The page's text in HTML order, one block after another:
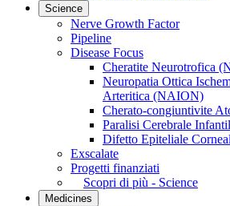
Science
Nerve Growth Factor
Pipeline
Disease Focus
Cheratite Neurotrofica
Neuropatia Ottica
Arteritica (NAION)
Cherato-congiuntivite
Paralisi Cerebrale
Difetto Epiteliale
Exscalate
Progetti finanziati
Scopri di più - Science
Medicines